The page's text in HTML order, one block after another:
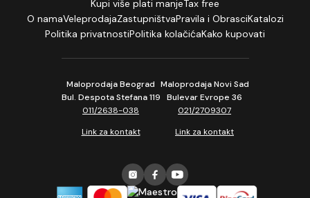
Kupi više plati manjeTax free
O namaVeleprodajaZastupništvaPravila i ObrasciKatalozi
Politika privatnostiPolitika kolačićaKako kupovati
Maloprodaja Beograd
Bul. Despota Stefana 119
011/2638-038
Link za kontakt
Maloprodaja Novi Sad
Bulevar Evrope 36
021/2709307
Link za kontakt